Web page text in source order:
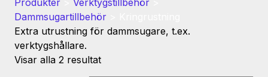
Produkter Verktygstillbehör
Dammsugartillbehör
Extra utrustning för dammsugare, t.ex.
verktygshållare.
Visar alla 2 resultat